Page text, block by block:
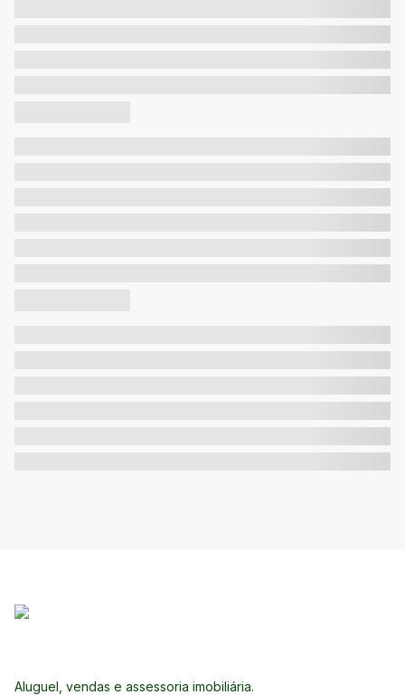
Aluguel, vendas e assessoria imobiliária.